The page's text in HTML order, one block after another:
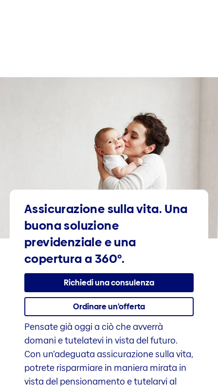
Assicurazione sulla vita. Una
buona soluzione
previdenziale e una
copertura a 360°.
Richiedi una consulenza
Ordinare un'offerta
Pensate già oggi a ciò che avverrà
domani e tutelatevi in vista del futuro.
Con un’adeguata assicurazione sulla vita,
potrete risparmiare in maniera mirata in
vista del pensionamento e tutelarvi al